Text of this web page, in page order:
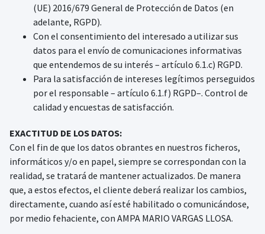
(UE) 2016/679 General de Protección de Datos (en
adelante, RGPD).
Con el consentimiento del interesado a utilizar sus
datos para el envío de comunicaciones informativas
que entendemos de su interés – artículo 6.1.c) RGPD.
Para la satisfacción de intereses legítimos perseguidos
por el responsable – artículo 6.1.f) RGPD–. Control de
calidad y encuestas de satisfacción.
EXACTITUD DE LOS DATOS:
Con el fin de que los datos obrantes en nuestros ficheros,
informáticos y/o en papel, siempre se correspondan con la
realidad, se tratará de mantener actualizados. De manera
que, a estos efectos, el cliente deberá realizar los cambios,
directamente, cuando así esté habilitado o comunicándose,
por medio fehaciente, con AMPA MARIO VARGAS LLOSA.